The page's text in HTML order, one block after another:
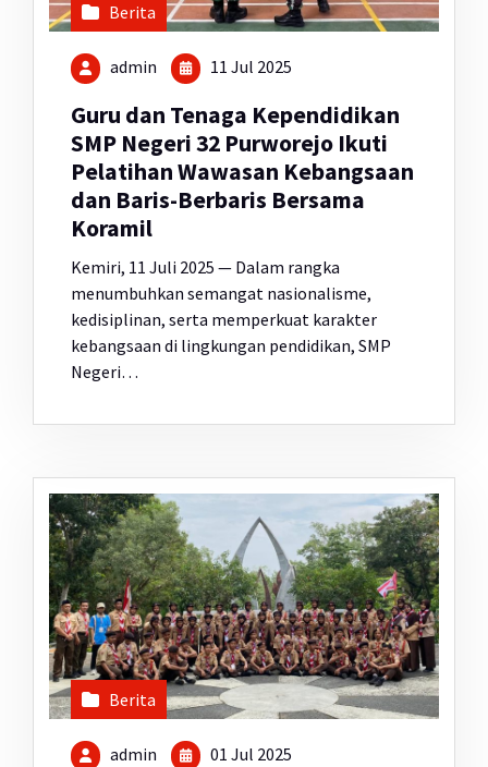
Berita
admin 11 Jul 2025
Guru dan Tenaga Kependidikan
SMP Negeri 32 Purworejo Ikuti
Pelatihan Wawasan Kebangsaan
dan Baris-Berbaris Bersama
Koramil
Kemiri, 11 Juli 2025 — Dalam rangka
menumbuhkan semangat nasionalisme,
kedisiplinan, serta memperkuat karakter
kebangsaan di lingkungan pendidikan, SMP
Negeri…
Berita
admin 01 Jul 2025